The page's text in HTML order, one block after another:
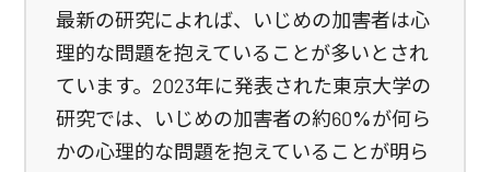
最新の研究によれば、いじめの加害者は心
理的な問題を抱えていることが多いとされ
ています。2023年に発表された東京大学の
研究では、いじめの加害者の約60%が何ら
かの心理的な問題を抱えていることが明ら